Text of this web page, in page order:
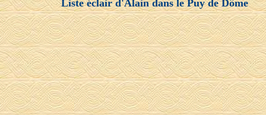
Liste éclair d'Alain dans le Puy de Dôme